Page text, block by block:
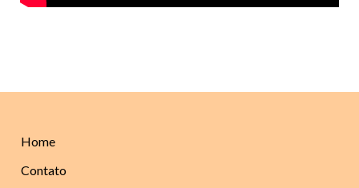
Home
Contato